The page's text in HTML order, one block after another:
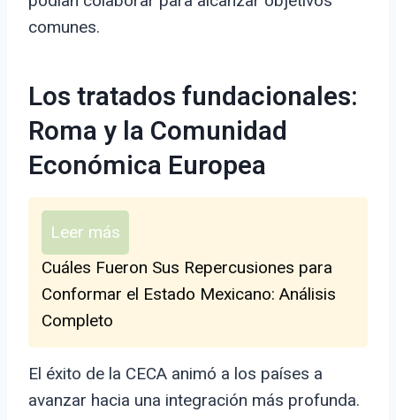
comunes.
Los tratados fundacionales:
Roma y la Comunidad
Económica Europea
Leer más
Cuáles Fueron Sus Repercusiones para
Conformar el Estado Mexicano: Análisis
Completo
El éxito de la CECA animó a los países a
avanzar hacia una integración más profunda.